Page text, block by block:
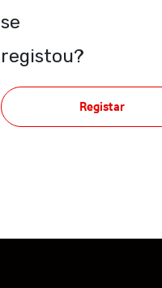
se
registou?
Registar